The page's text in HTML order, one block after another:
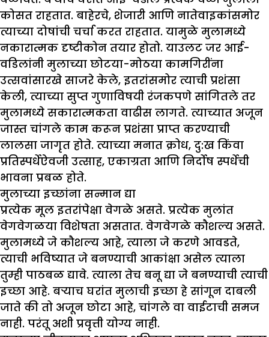
कोसत राहतात. बाहेरचे, शेजारी आणि नातेवाइकांसमोर
त्याच्या दोषांची चर्चा करत राहतात. यामुळे मुलामध्ये
नकारात्मक दृष्टीकोन तयार होतो. याउलट जर आई-
वडिलांनी मुलाच्या छोटया-मोठया कामगिरींना
उत्सवांसारखे साजरे केले, इतरांसमोर त्याची प्रशंसा
केली, त्याच्या सुप्त गुणाविषयी रंजकपणे सांगितले तर
मुलामध्ये सकारात्मकता वाढीस लागते. त्याच्यात अजून
जास्त चांगले काम करून प्रशंसा प्राप्त करण्याची
लालसा जागृत होते. त्याच्या मनात क्रोध, दु:ख किंवा
प्रतिस्पर्धेऐवजी उत्साह, एकाग्रता आणि निर्दोष स्पर्धेची
भावना प्रबळ होते.
मुलाच्या इच्छांना सन्मान द्या
प्रत्येक मूल इतरांपेक्षा वेगळे असते. प्रत्येक मुलांत
वेगवेगळया विशेषता असतात. वेगवेगळे कौशल्य असते.
मुलामध्ये जे कौशल्य आहे, त्याला जे करणे आवडते,
त्याची भविष्यात जे बनण्याची आकांक्षा असेल त्याला
तुम्ही पाठबळ द्यावे. त्याला तेच बनू द्या जे बनण्याची त्याची
इच्छा आहे. बऱ्याच घरांत मुलाची इच्छा हे सांगून दाबली
जाते की तो अजून छोटा आहे, चांगले वा वाईटाची समज
नाही. परंतू अशी प्रवृत्ती योग्य नाही.